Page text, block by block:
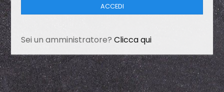
ACCEDI
Sei un amministratore?Clicca qui